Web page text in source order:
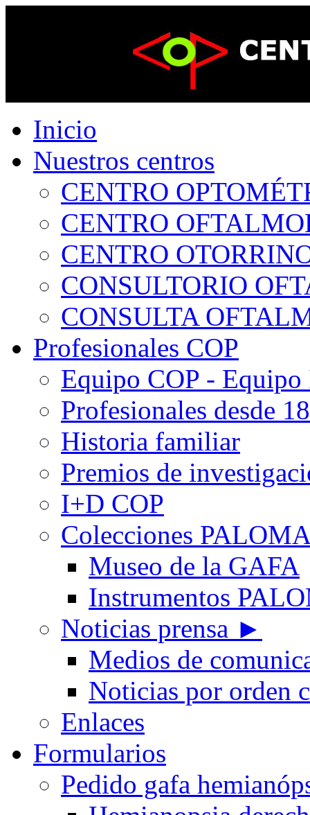
Inicio
Nuestros centros
CENTRO
CENTRO
CENTRO
CONSULTORIO
CONSULTA
Profesionales COP
Equipo COP -
Profesionales desde
Historia familiar
Premios de
I+D COP
Colecciones
Museo de la GAFA
Instrumentos
Noticias prensa ►
Medios de
Noticias por orden
Enlaces
Formularios
Pedido gafa